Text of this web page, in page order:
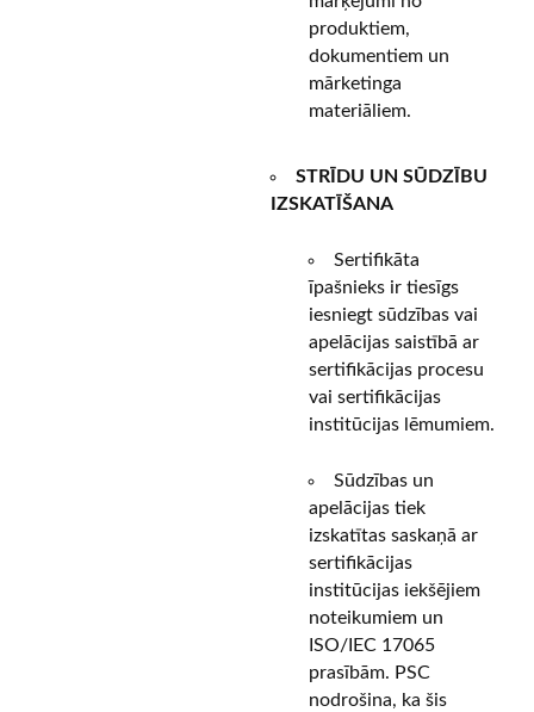
produktiem,
dokumentiem un
mārketinga
materiāliem.
STRĪDU UN SŪDZĪBU
IZSKATĪŠANA
Sertifikāta
īpašnieks ir tiesīgs
iesniegt sūdzības vai
apelācijas saistībā ar
sertifikācijas procesu
vai sertifikācijas
institūcijas lēmumiem.
Sūdzības un
apelācijas tiek
izskatītas saskaņā ar
sertifikācijas
institūcijas iekšējiem
noteikumiem un
ISO/IEC 17065
prasībām. PSC
nodrošina, ka šis